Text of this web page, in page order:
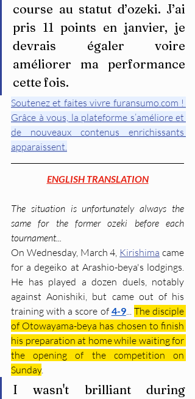
course au statut d’ozeki. J’ai
pris 11 points en janvier, je
devrais égaler voire
améliorer ma performance
cette fois.
Soutenez et faites vivre furansumo.com !
Grâce à vous, la plateforme s’améliore et
de nouveaux contenus enrichissants
apparaissent.
ENGLISH TRANSLATION
The situation is unfortunately always the
same for the former ozeki before each
tournament...
On Wednesday, March 4, Kirishima came
for a degeiko at Arashio-beya's lodgings.
He has played a dozen duels, notably
against Aonishiki, but came out of his
training with a score of 4-9... The disciple
of Otowayama-beya has chosen to finish
his preparation at home while waiting for
the opening of the competition on
Sunday.
I wasn't brilliant during